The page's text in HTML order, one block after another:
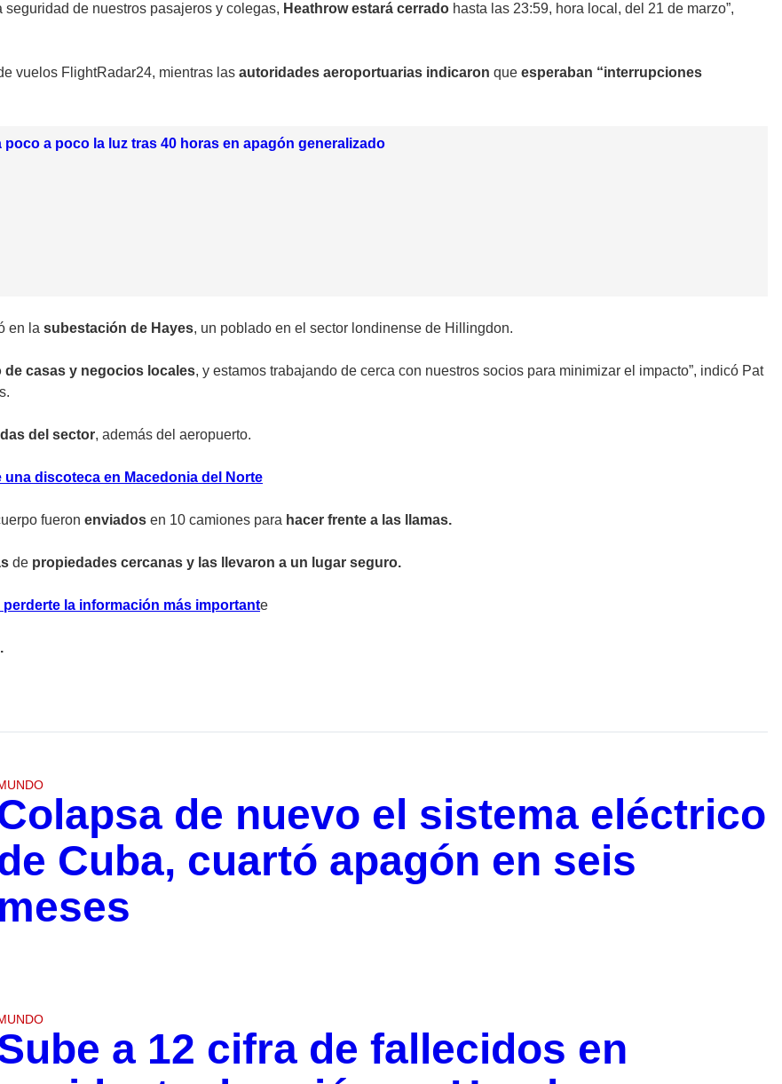
seguridad de nuestros pasajeros y colegas, Heathrow estará cerrado hasta las 23:59, hora local, del 21 de marzo”,
vuelos FlightRadar24, mientras las autoridades aeroportuarias indicaron que esperaban “interrupciones
poco a poco la luz tras 40 horas en apagón generalizado
en la subestación de Hayes, un poblado en el sector londinense de Hillingdon.
casas y negocios locales, y estamos trabajando de cerca con nuestros socios para minimizar el impacto”, indicó Pat
del sector, además del aeropuerto.
discoteca en Macedonia del Norte
fueron enviados en 10 camiones para hacer frente a las llamas.
de propiedades cercanas y las llevaron a un lugar seguro.
la información más importante
de nuevo el sistema eléctrico
Cuba, cuartó apagón en seis
meses
a 12 cifra de fallecidos en